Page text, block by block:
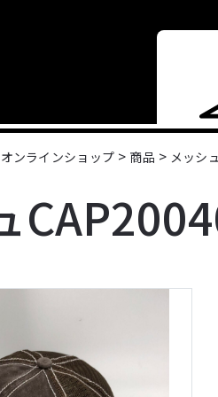
ンラインショップ > 商品 > メッシ